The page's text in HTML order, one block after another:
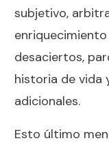
subjetivo,
desaciertos,
historia de vida
adicionales.
Esto último